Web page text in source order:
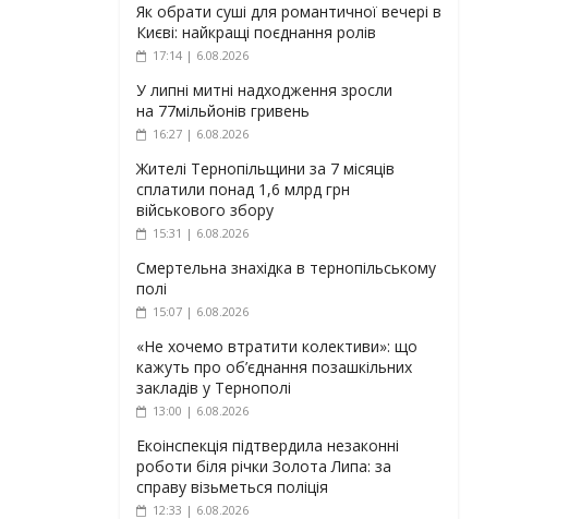
Як обрати суші для романтичної вечері в
Києві: найкращі поєднання ролів
17:14 | 6.08.2026
У липні митні надходження зросли
на 77мільйонів гривень
16:27 | 6.08.2026
Жителі Тернопільщини за 7 місяців
сплатили понад 1,6 млрд грн
військового збору
15:31 | 6.08.2026
Смертельна знахідка в тернопільському
полі
15:07 | 6.08.2026
«Не хочемо втратити колективи»: що
кажуть про об’єднання позашкільних
закладів у Тернополі
13:00 | 6.08.2026
Екоінспекція підтвердила незаконні
роботи біля річки Золота Липа: за
справу візьметься поліція
12:33 | 6.08.2026